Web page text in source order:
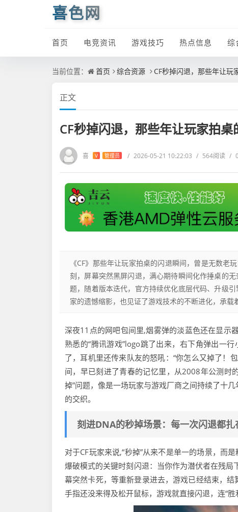
喜色网
首页 电竞资讯 游戏技巧 热点信息 综
当前位置： 首页 综合资源 CF秒掉闪退，那些年让玩
正文
CF秒掉闪退，那些年让玩家拍
喜 V 管理员 / 2026-05-21 10:22:03 / 564阅读 /
《CF》那些年让玩家拍桌的闪退瞬间，曾是无数老
刻，屏幕突然黑屏闪退，满心期待瞬间化作捶桌的
题，随着版本迭代，官方持续优化底层代码、升级
家的遗憾缩影，也见证了游戏技术的不断进化，承载
深夜11点的网吧包间里,烟雾弹的淡蓝色还在显
熟悉的“腾讯游戏”logo跳了出来，右下角弹出一
了，耳机里还传来队友的怒吼：“你怎么又掉了！
间，早已刻进了青春的记忆里，从2008年公测时
掉”问题，像是一场玩家与游戏厂商之间持续了十
的交织。
刻进DNA的秒掉场景：每一次闪退都扎
对于CF玩家来说,“秒掉”从来不是单一的场景，而
爆破模式的关键时刻闪退：当你作为潜伏者在残
幕突然卡死，等重新登录进去，游戏已经结束，结
手指还没来得及松开鼠标，游戏就直接闪退，连“胜